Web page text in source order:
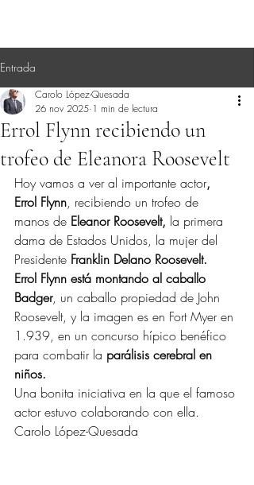
Entrada
Errol Flynn recibiendo un
trofeo de Eleanora Roosevelt
Carolo López-Quesada
26 nov 2025 1 min de lectura
Hoy vamos a ver al importante actor,
Errol Flynn, recibiendo un trofeo de
manos de Eleanor Roosevelt, la primera
dama de Estados Unidos, la mujer del
Presidente Franklin Delano Roosevelt.
Errol Flynn está montando al caballo
Badger, un caballo propiedad de John
Roosevelt, y la imagen es en Fort Myer en
1.939, en un concurso hípico benéfico
para combatir la parálisis cerebral en
niños.
Una bonita iniciativa en la que el famoso
actor estuvo colaborando con ella.
Carolo López-Quesada